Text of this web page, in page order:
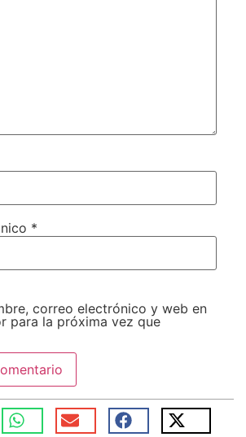
*
correo electrónico y web en
para la próxima vez que